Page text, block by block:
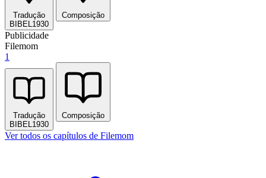
Tradução
BIBEL1930
Composição
Publicidade
Filemom
1
Tradução
BIBEL1930
Composição
Ver todos os capítulos de Filemom